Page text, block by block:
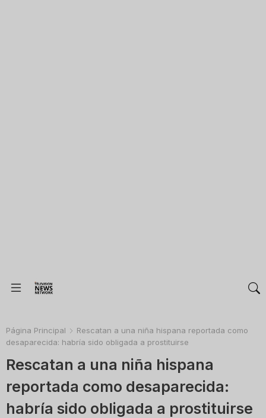
Página Principal
Rescatan a una niña hispana reportada como
desaparecida: habría sido obligada a prostituirse
Rescatan a una niña hispana
reportada como desaparecida:
habría sido obligada a prostituirse